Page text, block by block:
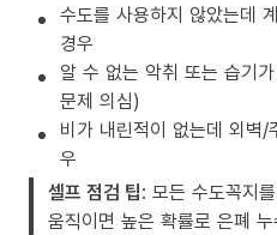
수도를 사용하지 않았는데
경우
알 수 없는 악취 또는 습기
문제 의심)
비가 내린적이 없는데 외벽/
우
셀프 점검 팁: 모든 수도꼭지
움직이면 높은 확률로 은폐